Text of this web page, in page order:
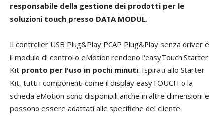
responsabile della gestione dei prodotti per le
soluzioni touch presso DATA MODUL.
Il controller USB Plug&Play PCAP Plug&Play senza driver e
il modulo di controllo eMotion rendono l'easyTouch Starter
Kit pronto per l'uso in pochi minuti. Ispirati allo Starter
Kit, tutti i componenti come il display easyTOUCH o la
scheda eMotion sono disponibili anche in altre dimensioni e
possono essere adattati alle specifiche del cliente.